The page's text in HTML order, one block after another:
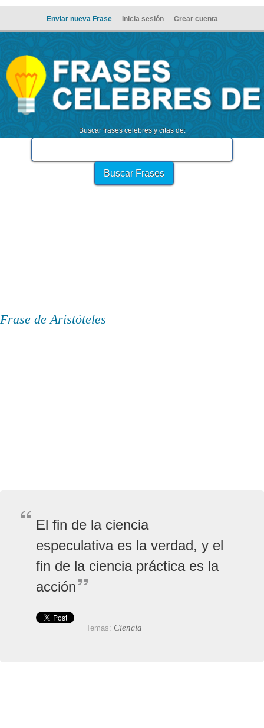
Enviar nueva Frase Inicia sesión Crear cuenta
Buscar frases celebres y citas de:
Frase de Aristóteles
El fin de la ciencia
especulativa es la verdad, y el
fin de la ciencia práctica es la
acción
Temas: Ciencia